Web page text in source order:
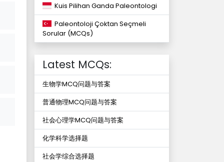
Kuis Pilihan Ganda Paleontologi
Paleontoloji Çoktan Seçmeli
Sorular (MCQs)
Latest MCQs:
生物学MCQ问题与答案
普通物理MCQ问题与答案
社会心理学MCQ问题与答案
化学科学选择题
社会学综合选择题